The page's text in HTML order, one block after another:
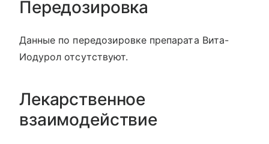
Передозировка
Данные по передозировке препарата Вита-
Иодурол отсутствуют.
Лекарственное
взаимодействие